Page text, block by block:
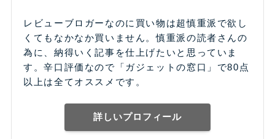
レビューブロガーなのに買い物は超慎重派で欲し
くてもなかなか買いません。慎重派の読者さんの
為に、納得いく記事を仕上げたいと思っていま
す。辛口評価なので「ガジェットの窓口」で80点
以上は全てオススメです。
詳しいプロフィール